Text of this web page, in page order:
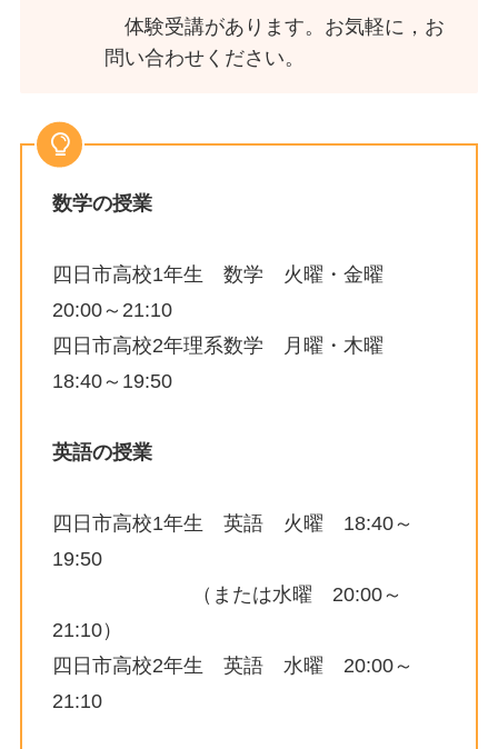
体験受講があります。お気軽に，お
問い合わせください。
数学の授業
四日市高校1年生 数学 火曜・金曜
20:00～21:10
四日市高校2年理系数学 月曜・木曜
18:40～19:50
英語の授業
四日市高校1年生 英語 火曜 18:40～
19:50
（または水曜 20:00～
21:10）
四日市高校2年生 英語 水曜 20:00～
21:10